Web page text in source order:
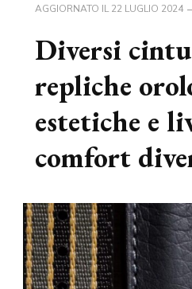
AGGIORNATO IL22 LUGLIO 2024
Diversi
repliche
estetiche e
comfort